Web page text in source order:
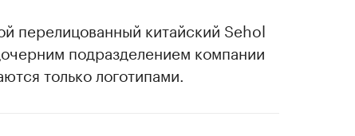
перелицованный китайский Sehol
подразделением компании
только логотипами.